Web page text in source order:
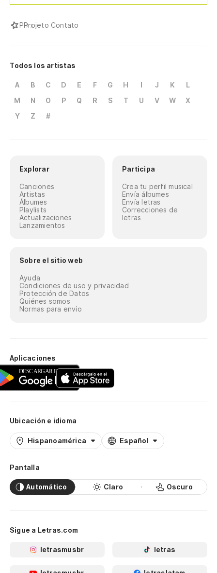
PProjeto Contato
Todos los artistas
A B C D E F G H I J K
L
M
N O P Q R S T U V W
X
Y
Z #
Explorar
Canciones
Artistas
Álbumes
Playlists
Actualizaciones
Lanzamientos
Participa
Crea tu perfil musical
Envía álbumes
Envía letras
Correcciones de
letras
Sobre el sitio web
Ayuda
Condiciones de uso y privacidad
Protección de Datos
Quiénes somos
Normas para envío
Aplicaciones
Ubicación e idioma
Hispanoamérica Español
Pantalla
Automático Claro Oscuro
Sigue a Letras.com
letrasmusbr letras